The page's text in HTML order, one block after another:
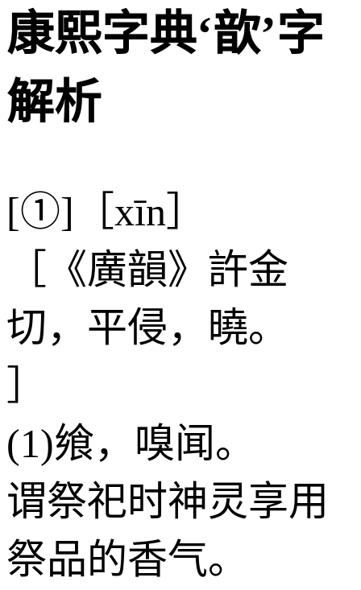
康熙字典‘歆’字
解析
[①]［xīn］
［《廣韻》許金
切，平侵，曉。
(1)飨，嗅闻。
谓祭祀时神灵享用
祭品的香气。